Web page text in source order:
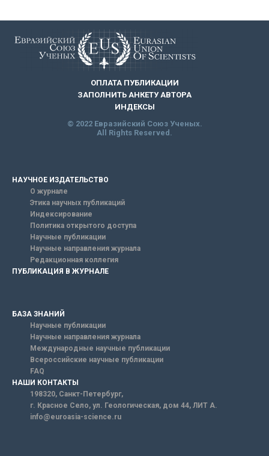
ОПЛАТА ПУБЛИКАЦИИ
ЗАПОЛНИТЬ АНКЕТУ АВТОРА
ИНДЕКСЫ
© 2022 Евразийский Союз Ученых.
All Rights Reserved.
НАУЧНОЕ ИЗДАТЕЛЬСТВО
О журнале
Этика научных публикаций
Индексирование
Политика открытого доступа
Научные публикации
Научные направления журнала
Редакционная коллегия
ПУБЛИКАЦИЯ В ЖУРНАЛЕ
БАЗА ЗНАНИЙ
Научные публикации
Научные направления журнала
Международные научные публикации
Всероссийские научные публикации
FAQ
НАШИ КОНТАКТЫ
198320, Санкт-Петербург,
г. Красное Село, ул. Геологическая, дом 44, ЛИТ А.
info@euroasia-science.ru